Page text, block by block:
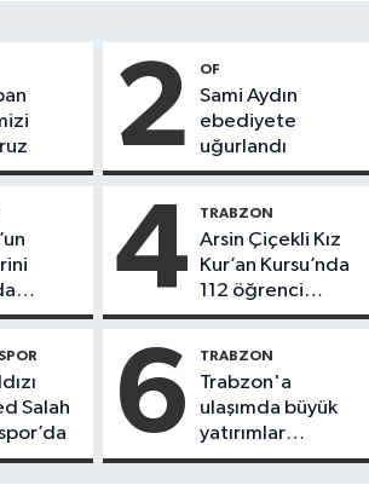
2 OF
Sami Aydın
ebediyete
uğurlandı
4 TRABZON
Arsin Çiçekli Kız
Kur’an Kursu’nda
112 öğrenci
icazet aldı
Salah
6 TRABZON
Trabzon'a
ulaşımda büyük
yatırımlar
yapılıyor